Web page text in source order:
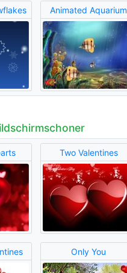
Animated Aquarium
Two Valentines
Only You